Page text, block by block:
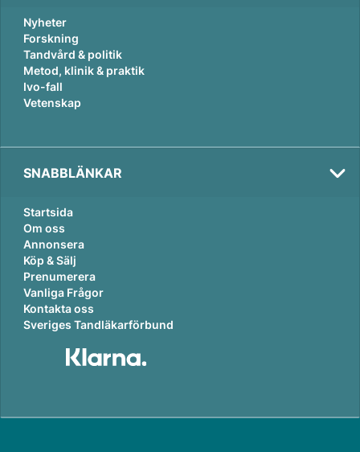
Nyheter
Forskning
Tandvård & politik
Metod, klinik & praktik
Ivo-fall
Vetenskap
SNABBLÄNKAR
Startsida
Om oss
Annonsera
Köp & Sälj
Prenumerera
Vanliga Frågor
Kontakta oss
Sveriges Tandläkarförbund